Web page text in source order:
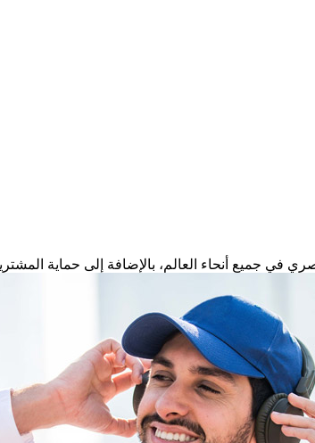
في جميع أنحاء العالم، بالإضافة إلى حماية